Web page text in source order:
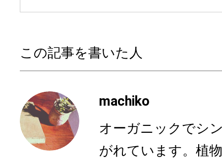
この記事を書いた人
machiko
オーガニックでシ
がれています。植